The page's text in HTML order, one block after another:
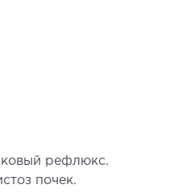
аппарата
пункт)
рефлюкс.
почек.